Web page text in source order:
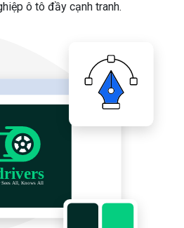
ô tô đầy cạnh tranh.